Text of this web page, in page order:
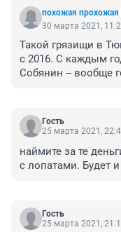
похожая прохожая
30 марта 2021,
Такой грязищи в
с 2016. С каждым
Собянин -- вообще
Гость
25 марта 2021,
наймите за те
с лопатами. Будет
Гость
25 марта 2021,